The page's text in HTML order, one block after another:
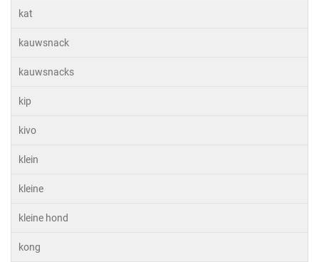
kat
kauwsnack
kauwsnacks
kip
kivo
klein
kleine
kleine hond
kong